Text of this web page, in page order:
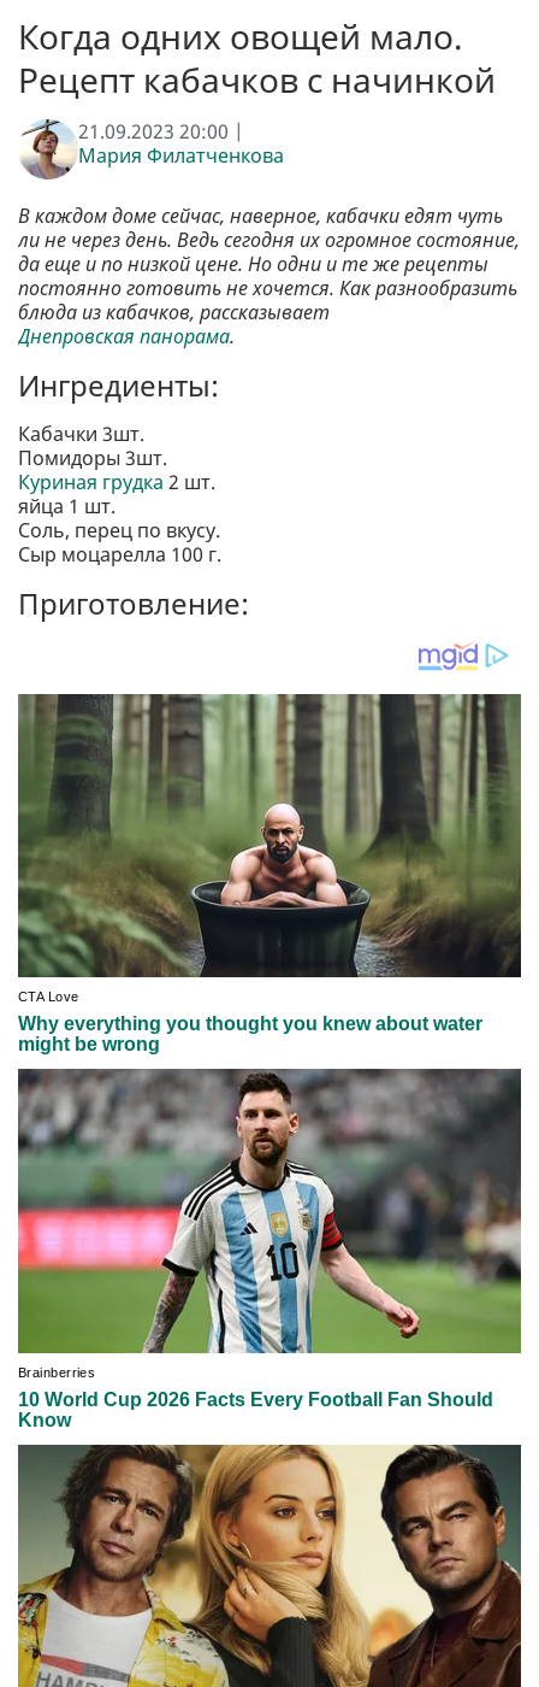
Когда одних овощей мало.
Рецепт кабачков с начинкой
21.09.2023 20:00 |
Мария Филатченкова
В каждом доме сейчас, наверное, кабачки едят чуть
ли не через день. Ведь сегодня их огромное состояние,
да еще и по низкой цене. Но одни и те же рецепты
постоянно готовить не хочется. Как разнообразить
блюда из кабачков, рассказывает
Днепровская панорама.
Ингредиенты:
Кабачки 3шт.
Помидоры 3шт.
Куриная грудка 2 шт.
яйца 1 шт.
Соль, перец по вкусу.
Сыр моцарелла 100 г.
Приготовление: